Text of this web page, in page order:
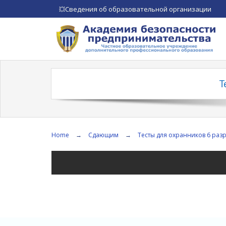
💥Сведения об образовательной организации
Home → Сдающим → Тесты для охранников 6